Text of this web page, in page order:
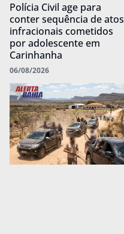
Polícia Civil age para
conter sequência de atos
infracionais cometidos
por adolescente em
Carinhanha
06/08/2026